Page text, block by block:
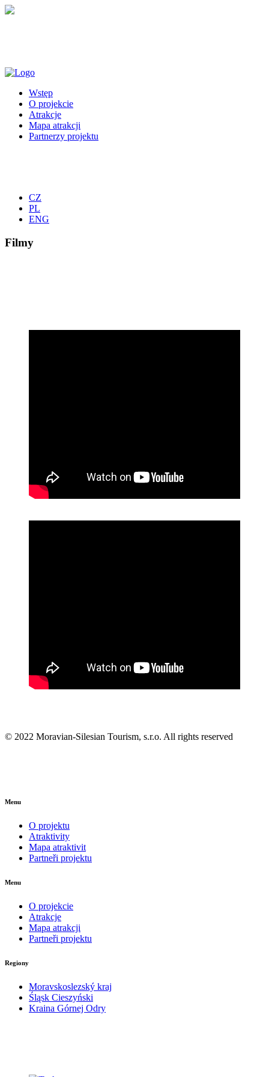
Wstęp
O projekcie
Atrakcje
Mapa atrakcji
Partnerzy projektu
CZ
PL
ENG
Filmy
© 2022 Moravian-Silesian Tourism, s.r.o. All rights reserved
Menu
O projektu
Atraktivity
Mapa atraktivit
Partneři projektu
Menu
O projekcie
Atrakcje
Mapa atrakcji
Partneři projektu
Regiony
Moravskoslezský kraj
Śląsk Cieszyński
Kraina Górnej Odry